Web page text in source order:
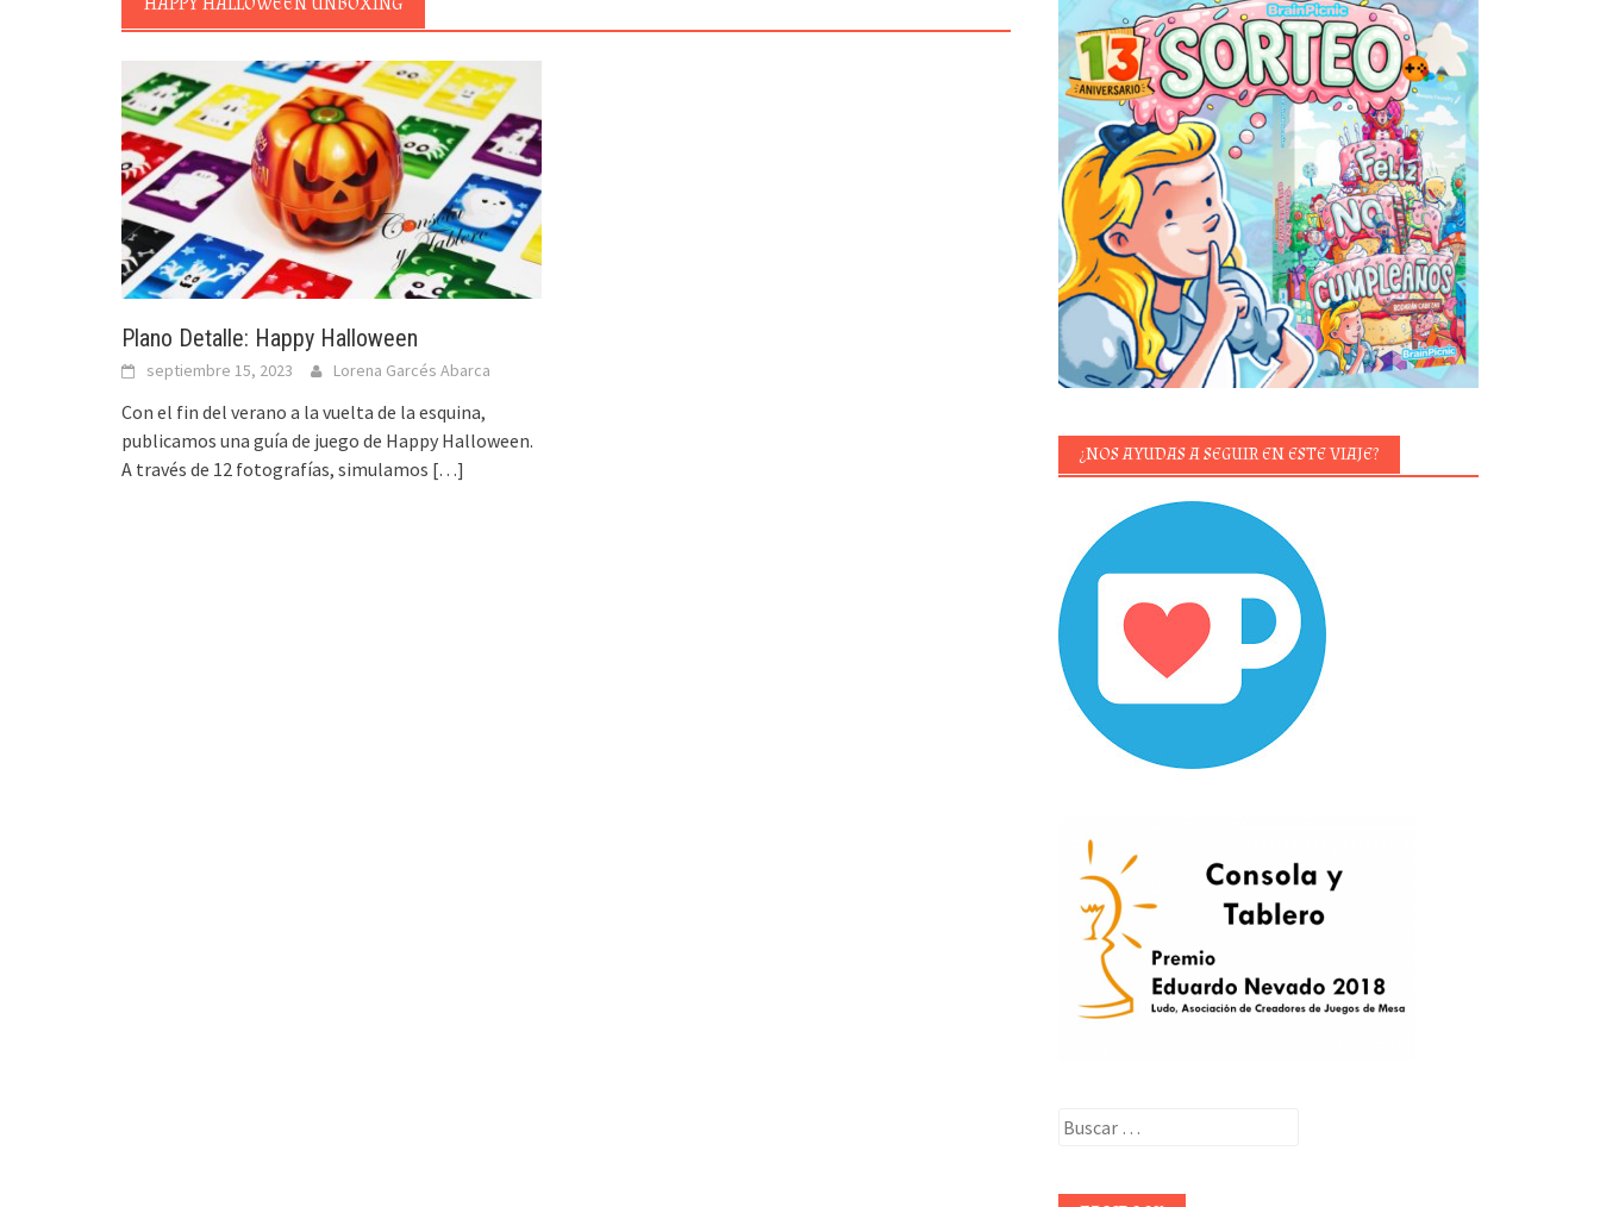
Plano Detalle: Happy Halloween
septiembre 15, 2023 Lorena Garcés Abarca
Con el fin del verano a la vuelta de la esquina,
publicamos una guía de juego de Happy Halloween.
A través de 12 fotografías, simulamos […]
¿NOS AYUDAS A SEGUIR EN ESTE VIAJE?
Buscar: